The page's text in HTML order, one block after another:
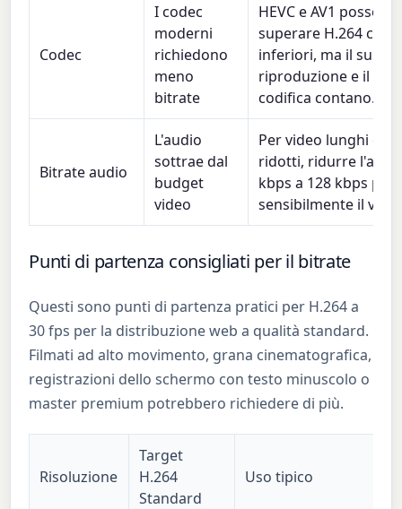
Codec
I codec
moderni
richiedono
meno
bitrate
HEVC e AV1
superare H.264 con
inferiori, ma il
riproduzione e il
codifica contano.
Bitrate audio
L'audio
sottrae dal
budget
video
Per video lunghi
ridotti, ridurre
kbps a 128 kbps
sensibilmente il
Punti di partenza consigliati per il bitrate
Questi sono punti di partenza pratici per H.264 a
30 fps per la distribuzione web a qualità standard.
Filmati ad alto movimento, grana cinematografica,
registrazioni dello schermo con testo minuscolo o
master premium potrebbero richiedere di più.
Risoluzione
Target
H.264
Standard
Uso tipico